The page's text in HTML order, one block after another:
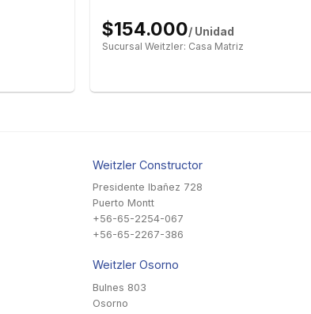
$154.000/ Unidad
Sucursal Weitzler: Casa Matriz
Weitzler Constructor
Presidente Ibañez 728
Puerto Montt
+56-65-2254-067
+56-65-2267-386
Weitzler Osorno
Bulnes 803
Osorno